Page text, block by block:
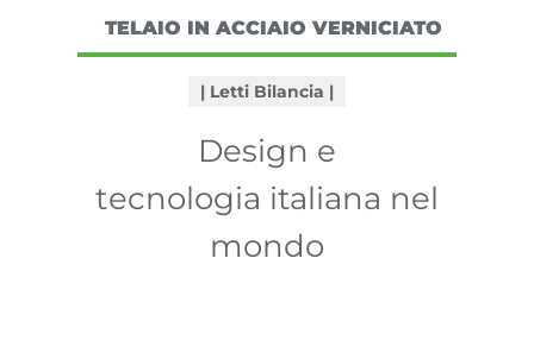
TELAIO IN ACCIAIO VERNICIATO
Letti Bilancia
Design e
tecnologia italiana nel
mondo